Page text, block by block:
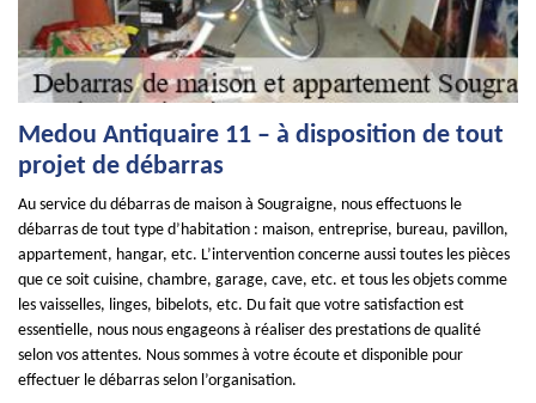
Medou Antiquaire 11 – à disposition de tout
projet de débarras
Au service du débarras de maison à Sougraigne, nous effectuons le
débarras de tout type d’habitation : maison, entreprise, bureau, pavillon,
appartement, hangar, etc. L’intervention concerne aussi toutes les pièces
que ce soit cuisine, chambre, garage, cave, etc. et tous les objets comme
les vaisselles, linges, bibelots, etc. Du fait que votre satisfaction est
essentielle, nous nous engageons à réaliser des prestations de qualité
selon vos attentes. Nous sommes à votre écoute et disponible pour
effectuer le débarras selon l’organisation.